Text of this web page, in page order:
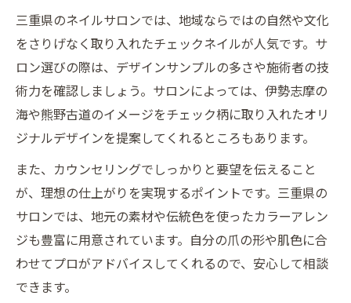
三重県のネイルサロンでは、地域ならではの自然や文化
をさりげなく取り入れたチェックネイルが人気です。サ
ロン選びの際は、デザインサンプルの多さや施術者の技
術力を確認しましょう。サロンによっては、伊勢志摩の
海や熊野古道のイメージをチェック柄に取り入れたオリ
ジナルデザインを提案してくれるところもあります。
また、カウンセリングでしっかりと要望を伝えること
が、理想の仕上がりを実現するポイントです。三重県の
サロンでは、地元の素材や伝統色を使ったカラーアレン
ジも豊富に用意されています。自分の爪の形や肌色に合
わせてプロがアドバイスしてくれるので、安心して相談
できます。